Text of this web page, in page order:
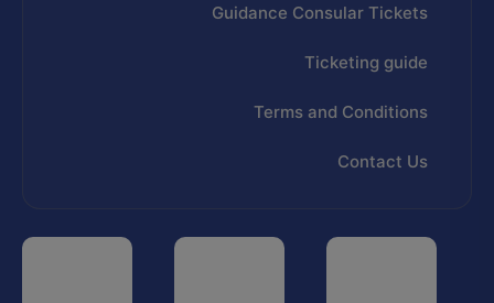
Guidance Consular Tickets
Ticketing guide
Terms and Conditions
Contact Us